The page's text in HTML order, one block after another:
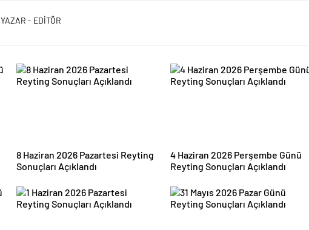
YAZAR - EDİTÖR
8 Haziran 2026 Pazartesi Reyting
Sonuçları Açıklandı
4 Haziran 2026 Perşembe Günü
Reyting Sonuçları Açıklandı